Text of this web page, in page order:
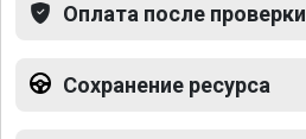
Оплата после проверки
Сохранение ресурса